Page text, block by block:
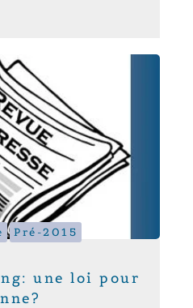
Pré-2015
une loi pour